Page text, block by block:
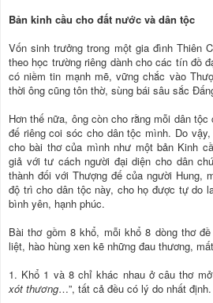
Bản kinh cầu cho đất nước và dân tộc
Vốn sinh trưởng trong một gia đình Thiên
theo học trường riêng dành cho các tín đồ
có niềm tin mạnh mẽ, vững chắc vào
thời ông cũng tôn thờ, sùng bái sâu sắc
Hơn thế nữa, ông còn cho rằng mỗi dân
đế riêng coi sóc cho dân tộc mình. Do
cho bài thơ của mình như một bản Kinh
giả với tư cách người đại diện cho dân
thành đối với Thượng đế của người Hung,
độ trì cho dân tộc này, cho họ được tự do
bình yên, hạnh phúc.
Bài thơ gồm 8 khổ, mỗi khổ 8 dòng thơ
liệt, hào hùng xen kẽ những đau thương,
1. Khổ 1 và 8 chỉ khác nhau ở câu thơ mở
xót thương…”, tất cả đều có lý do nhất định.